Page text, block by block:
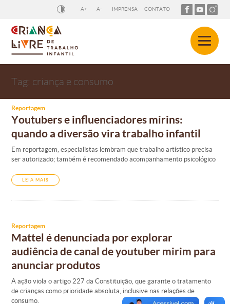
A+ A- IMPRENSA CONTATO
Tag: criança e consumo
Reportagem
Youtubers e influenciadores mirins:
quando a diversão vira trabalho infantil
Em reportagem, especialistas lembram que trabalho artístico precisa
ser autorizado; também é recomendado acompanhamento psicológico
LEIA MAIS
Reportagem
Mattel é denunciada por explorar
audiência de canal de youtuber mirim para
anunciar produtos
A ação viola o artigo 227 da Constituição, que garante o tratamento
de crianças como prioridade absoluta, inclusive nas relações de
consumo.